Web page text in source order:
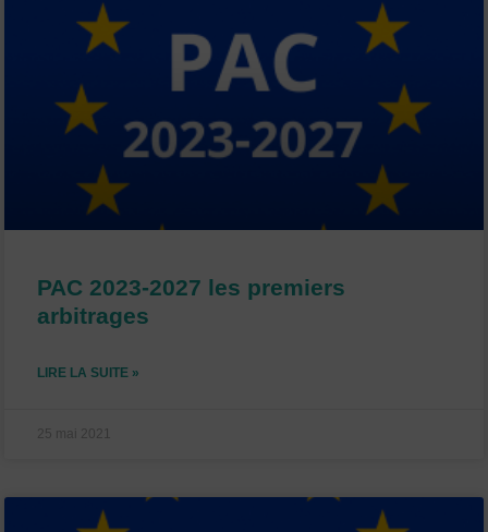
PAC 2023-2027 les premiers
arbitrages
LIRE LA SUITE »
25 mai 2021